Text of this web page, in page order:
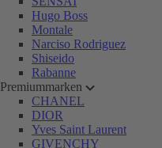
Hugo Boss
Montale
Narciso Rodriguez
Shiseido
Rabanne
Premiummarken
CHANEL
DIOR
Yves Saint Laurent
GIVENCHY